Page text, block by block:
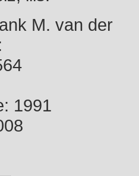
M. van der
1991